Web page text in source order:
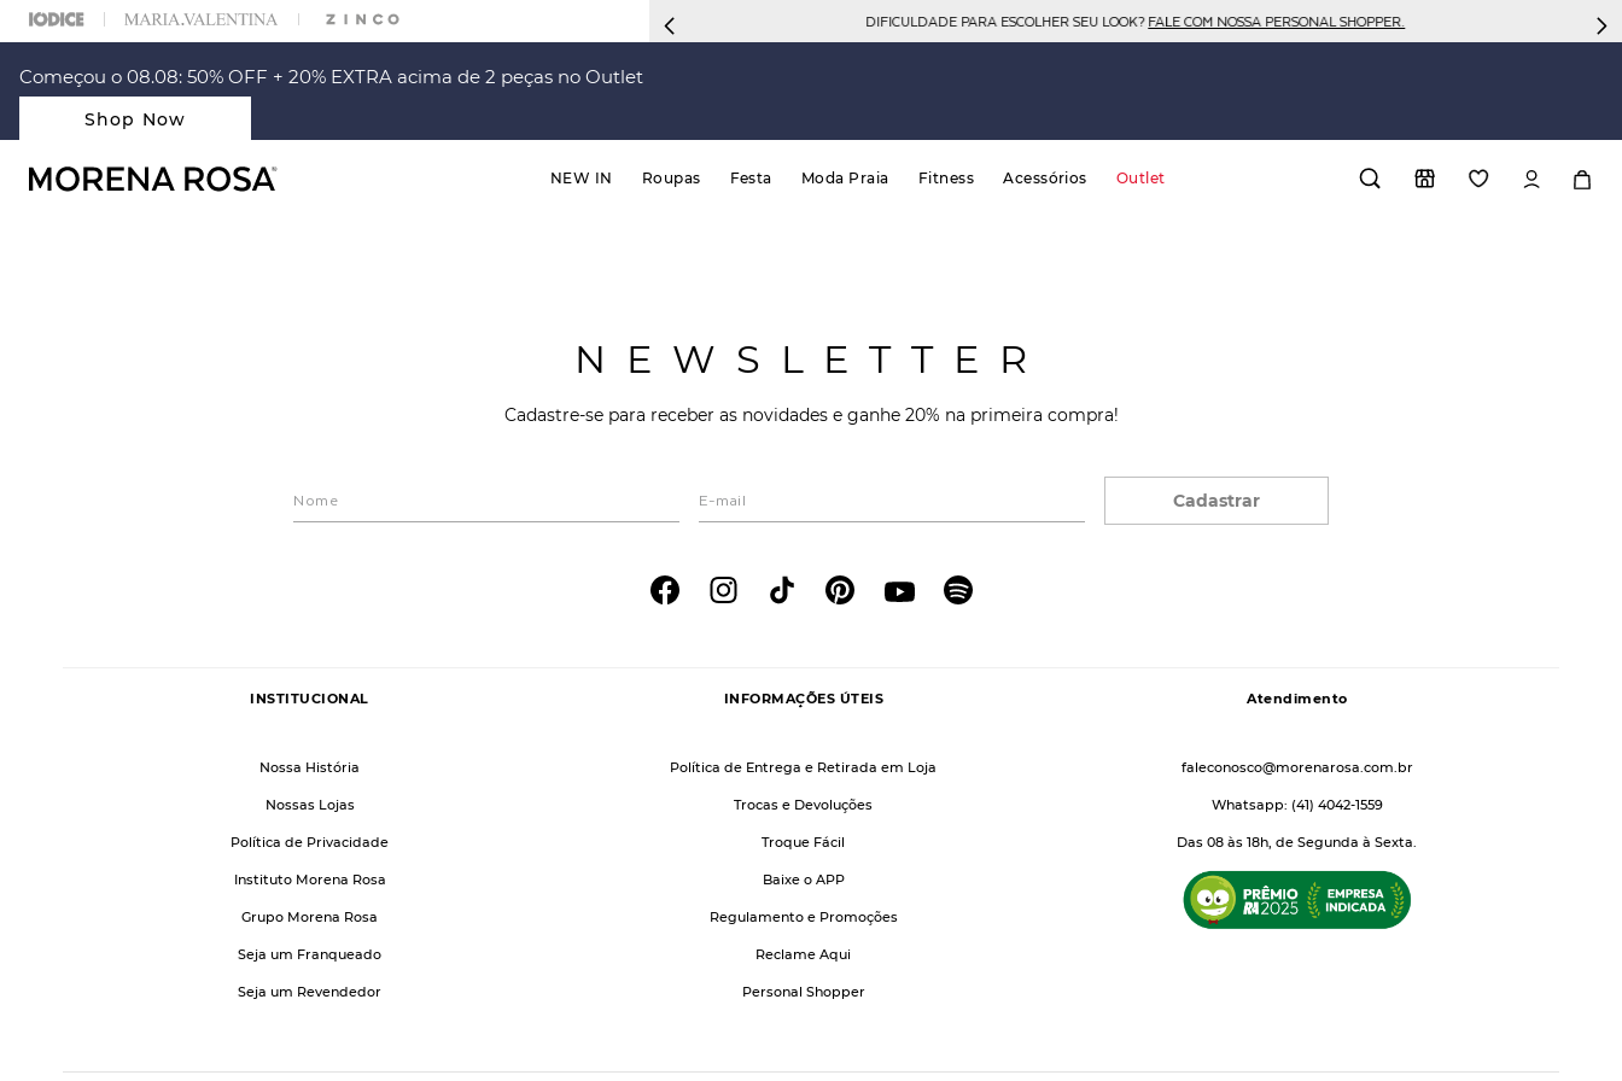
OFF NA SUA 1° COMPRA USANDO O CUPOM: PRIMEIRAMR DIFICULDADE PARA ESCOLHER SEU LOOK?FALE COM NOSSA PERSONAL SHOPPER.
Começou o 08.08: 50% OFF + 20% EXTRA acima de 2 peças no Outlet
Shop Now
NEW IN Roupas Festa Moda Praia Fitness Acessórios Outlet
NEWSLETTER
Cadastre-se para receber as novidades e ganhe 20% na primeira compra!
Cadastrar
INSTITUCIONAL
Nossa História
Nossas Lojas
Política de Privacidade
Instituto Morena Rosa
Grupo Morena Rosa
Seja um Franqueado
Seja um Revendedor
INFORMAÇÕES ÚTEIS
Política de Entrega e Retirada em Loja
Trocas e Devoluções
Troque Fácil
Baixe o APP
Regulamento e Promoções
Reclame Aqui
Personal Shopper
Atendimento
faleconosco@morenarosa.com.br
Whatsapp: (41) 4042-1559
Das 08 às 18h, de Segunda à Sexta.